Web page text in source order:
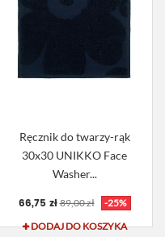
Ręcznik do twarzy-rąk
30x30 UNIKKO Face
Washer...
66,75 zł 89,00 zł
-25%
DODAJ DO KOSZYKA